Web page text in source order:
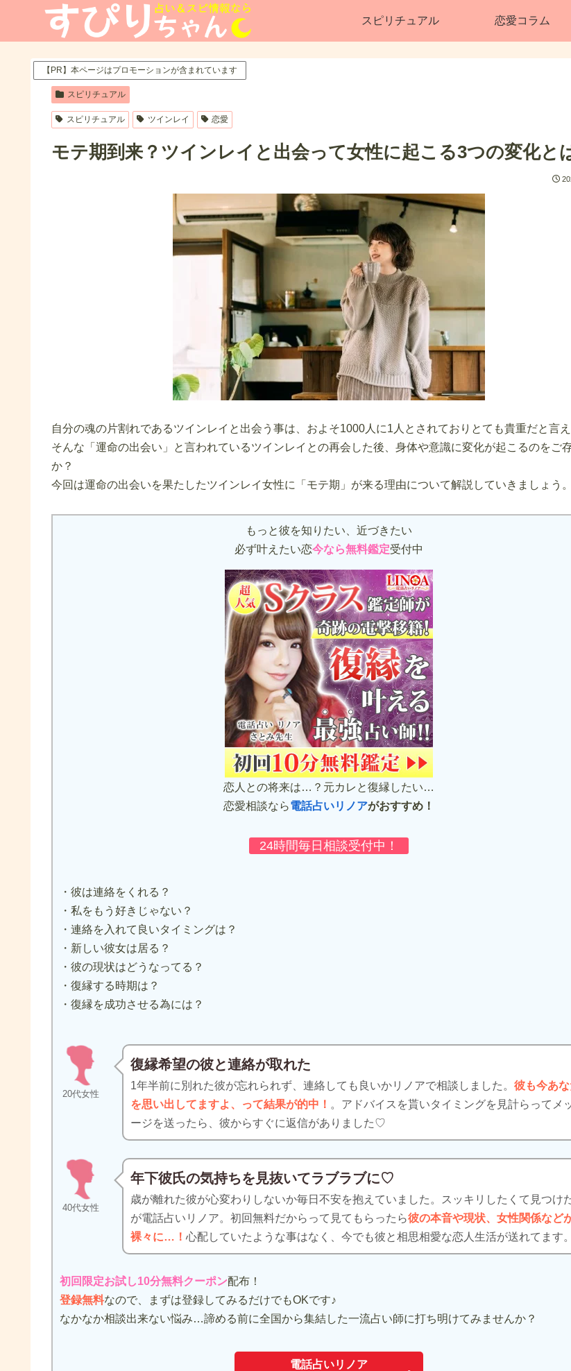
スピリチュアル 恋愛コラム
【PR】本ページはプロモーションが含まれています
スピリチュアル
スピリチュアル ツインレイ 恋愛
モテ期到来？ツインレイと出会って女性に起こる3つの変化と
自分の魂の片割れであるツインレイと出会う事は、およそ1000人に1人とされておりとても貴重だと言え
そんな「運命の出会い」と言われているツインレイとの再会した後、身体や意識に変化が起こるのをご
か？
今回は運命の出会いを果たしたツインレイ女性に「モテ期」が来る理由について解説していきましょう。
もっと彼を知りたい、近づきたい
必ず叶えたい恋今なら無料鑑定受付中
恋人との将来は…？元カレと復縁したい…
恋愛相談なら電話占いリノアがおすすめ！
24時間毎日相談受付中！
・彼は連絡をくれる？
・私をもう好きじゃない？
・連絡を入れて良いタイミングは？
・新しい彼女は居る？
・彼の現状はどうなってる？
・復縁する時期は？
・復縁を成功させる為には？
20代女性
復縁希望の彼と連絡が取れた
1年半前に別れた彼が忘れられず、連絡しても良いかリノアで相談しました。彼も今あ
を思い出してますよ、って結果が的中！ 。アドバイスを貰いタイミングを見計らってメ
ージを送ったら、彼からすぐに返信がありました♡
40代女性
年下彼氏の気持ちを見抜いてラブラブに♡
歳が離れた彼が心変わりしないか毎日不安を抱えていました。スッキリしたくて見つけ
が電話占いリノア。初回無料だからって見てもらったら彼の本音や現状、女性関係など
裸々に…！心配していたような事はなく、今でも彼と相思相愛な恋人生活が送れてます。
初回限定お試し10分無料クーポン配布！
登録無料なので、まずは登録してみるだけでもOKです♪
なかなか相談出来ない悩み…諦める前に全国から集結した一流占い師に打ち明けてみませんか？
電話占いリノア